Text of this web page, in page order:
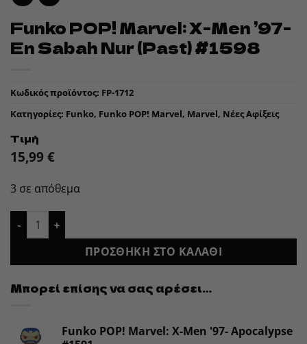
Funko POP! Marvel: X-Men ’97-
En Sabah Nur (Past) #1598
Κωδικός προϊόντος: FP-1712
Κατηγορίες: Funko, Funko POP! Marvel, Marvel, Νέες Αφίξεις
Τιμή
15,99 €
3 σε απόθεμα
Funko POP! Marvel: X-Men '97- En Sabah Nur (Past) #1598
ΠΡΟΣΘΉΚΗ ΣΤΟ ΚΑΛΆΘΙ
Μπορεί επίσης να σας αρέσει…
Funko POP! Marvel: X-Men '97- Apocalypse